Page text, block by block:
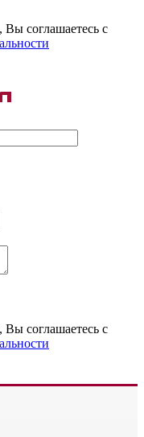
соглашаетесь c
соглашаетесь c